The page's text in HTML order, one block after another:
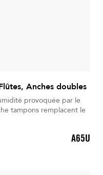
Anches doubles
provoquée par le
tampons remplacent le
A65U